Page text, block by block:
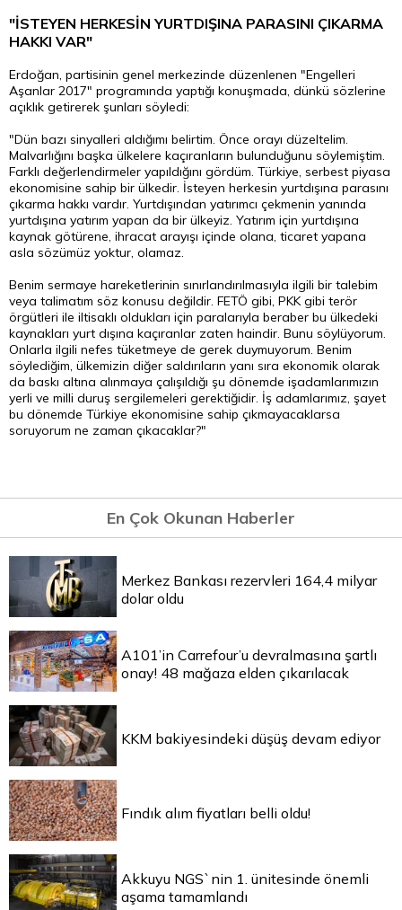
"İSTEYEN HERKESİN YURTDIŞINA PARASINI ÇIKARMA
HAKKI VAR"
Erdoğan, partisinin genel merkezinde düzenlenen "Engelleri
Aşanlar 2017" programında yaptığı konuşmada, dünkü sözlerine
açıklık getirerek şunları söyledi:
"Dün bazı sinyalleri aldığımı belirtim. Önce orayı düzeltelim.
Malvarlığını başka ülkelere kaçıranların bulunduğunu söylemiştim.
Farklı değerlendirmeler yapıldığını gördüm. Türkiye, serbest piyasa
ekonomisine sahip bir ülkedir. İsteyen herkesin yurtdışına parasını
çıkarma hakkı vardır. Yurtdışından yatırımcı çekmenin yanında
yurtdışına yatırım yapan da bir ülkeyiz. Yatırım için yurtdışına
kaynak götürene, ihracat arayışı içinde olana, ticaret yapana
asla sözümüz yoktur, olamaz.
Benim sermaye hareketlerinin sınırlandırılmasıyla ilgili bir talebim
veya talimatım söz konusu değildir. FETÖ gibi, PKK gibi terör
örgütleri ile iltisaklı oldukları için paralarıyla beraber bu ülkedeki
kaynakları yurt dışına kaçıranlar zaten haindir. Bunu söylüyorum.
Onlarla ilgili nefes tüketmeye de gerek duymuyorum. Benim
söylediğim, ülkemizin diğer saldırıların yanı sıra ekonomik olarak
da baskı altına alınmaya çalışıldığı şu dönemde işadamlarımızın
yerli ve milli duruş sergilemeleri gerektiğidir. İş adamlarımız, şayet
bu dönemde Türkiye ekonomisine sahip çıkmayacaklarsa
soruyorum ne zaman çıkacaklar?"
En Çok Okunan Haberler
Merkez Bankası rezervleri 164,4 milyar
dolar oldu
A101’in Carrefour’u devralmasına şartlı
onay! 48 mağaza elden çıkarılacak
KKM bakiyesindeki düşüş devam ediyor
Fındık alım fiyatları belli oldu!
Akkuyu NGS`nin 1. ünitesinde önemli
aşama tamamlandı